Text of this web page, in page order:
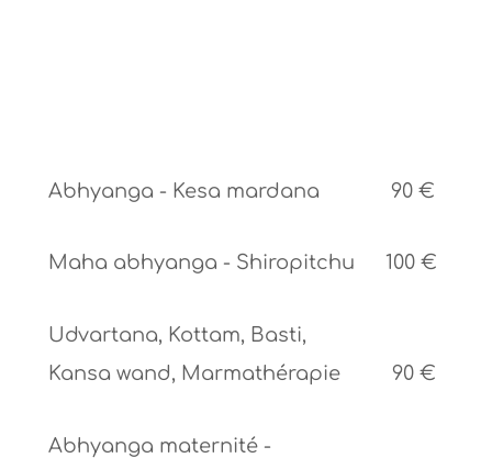
Abhyanga - Kesa mardana 90 €
Maha abhyanga - Shiropitchu 100 €
Udvartana, Kottam, Basti,
Kansa wand, Marmathérapie
90 €
Abhyanga maternité -